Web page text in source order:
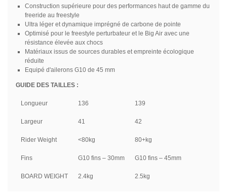
Construction supérieure pour des performances haut de gamme du
freeride au freestyle
Ultra léger et dynamique imprégné de carbone de pointe
Optimisé pour le freestyle perturbateur et le Big Air avec une
résistance élevée aux chocs
Matériaux issus de sources durables et empreinte écologique
réduite
Equipé d'ailerons G10 de 45 mm
GUIDE DES TAILLES :
Longueur 136 139
Largeur 41 42
Rider Weight <80kg 80+kg
Fins G10 fins – 30mm G10 fins – 45mm
BOARD WEIGHT 2.4kg 2.5kg